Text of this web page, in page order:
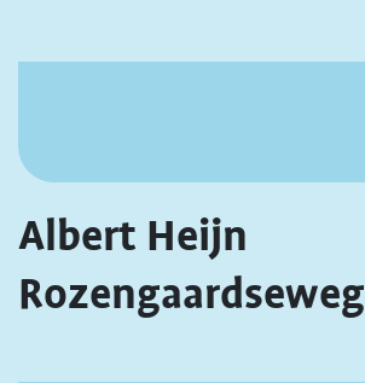
Albert Heijn
Rozengaardseweg